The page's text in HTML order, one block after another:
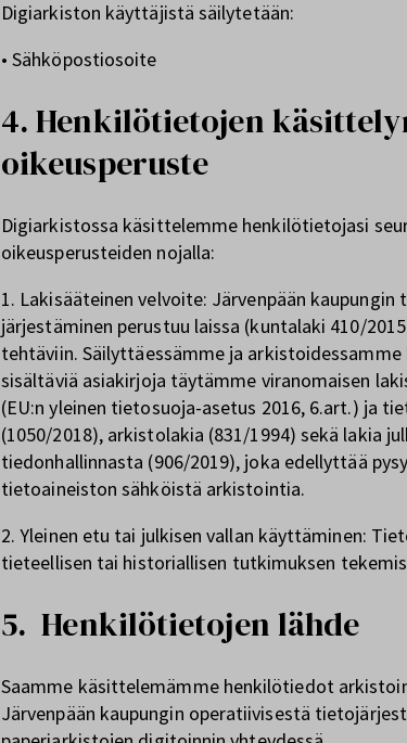
Digiarkiston käyttäjistä säilytetään:
• Sähköpostiosoite
4. Henkilötietojen
oikeusperuste
Digiarkistossa käsittelemme henkilötietojasi
oikeusperusteiden nojalla:
1. Lakisääteinen velvoite: Järvenpään kaupungin
järjestäminen perustuu laissa (kuntalaki 410/
tehtäviin. Säilyttäessämme ja
sisältäviä asiakirjoja täytämme viranomaisen
(EU:n yleinen tietosuoja-asetus 2016, 6.art.) ja
(1050/2018), arkistolakia (831/1994) sekä lakia
tiedonhallinnasta (906/2019), joka edellyttää
tietoaineiston sähköistä arkistointia.
2. Yleinen etu tai julkisen vallan käyttäminen:
tieteellisen tai historiallisen tutkimuksen
5. Henkilötietojen lähde
Saamme käsittelemämme henkilötiedot
Järvenpään kaupungin operatiivisestä